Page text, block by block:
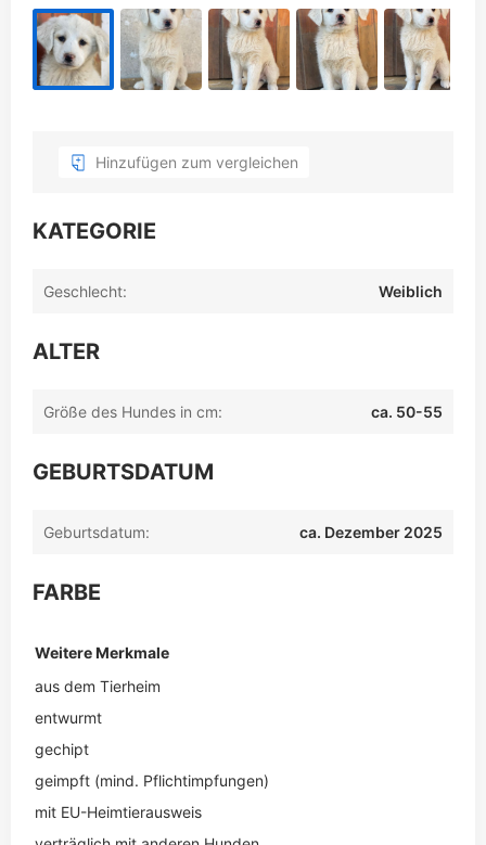
Hinzufügen zum vergleichen
KATEGORIE
Geschlecht: Weiblich
ALTER
Größe des Hundes in cm: ca. 50-55
GEBURTSDATUM
Geburtsdatum: ca. Dezember 2025
FARBE
Weitere Merkmale
aus dem Tierheim
entwurmt
gechipt
geimpft (mind. Pflichtimpfungen)
mit EU-Heimtierausweis